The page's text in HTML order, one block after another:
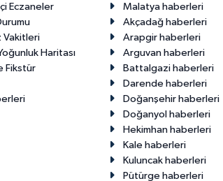
Eczaneler
Vakitleri
Haritası
Fikstür
Malatya haberleri
Akçadağ haberleri
Arapgir haberleri
Arguvan haberleri
Battalgazi haberleri
Darende haberleri
Doğanşehir haberleri
Doğanyol haberleri
Hekimhan haberleri
Kale haberleri
Kuluncak haberleri
Pütürge haberleri